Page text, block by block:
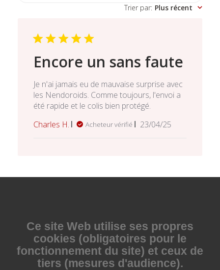
Trier par: Plus récent
Encore un sans faute
Je n'ai jamais eu de mauvaise surprise avec
les Nendoroids. Comme toujours, l'envoi a
été rapide et le colis bien protégé.
Charles H.
Acheteur vérifié
Date
23/04/25
Ce site Web utilise ses propres
cookies (obligatoires pour le
fonctionnement du site) et ceux de
tiers (mesures d'audience).